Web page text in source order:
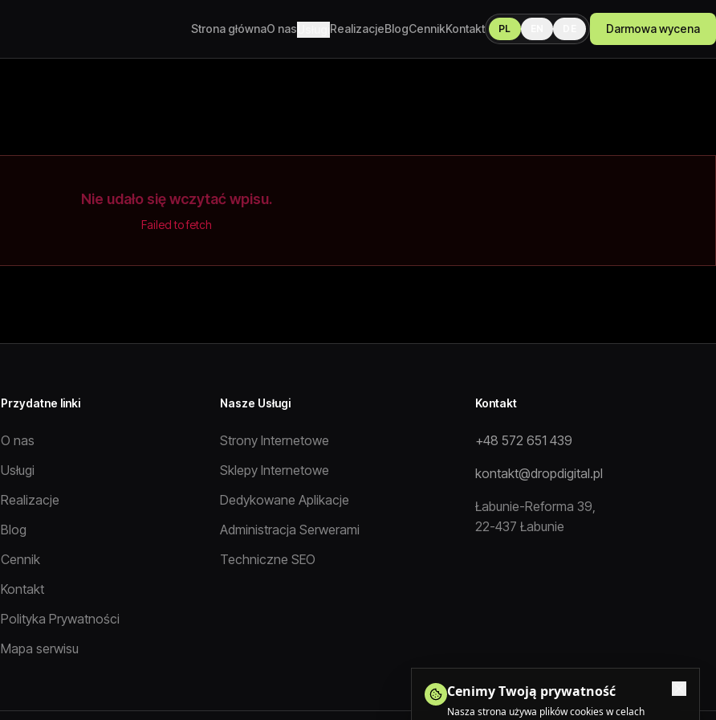
Strona głównaO nas RealizacjeBlogCennikKontakt PL Darmowa wycena
Nie udało się wczytać wpisu.
Failed to fetch
Przydatne linki
O nas
Usługi
Realizacje
Blog
Cennik
Kontakt
Polityka Prywatności
Mapa serwisu
Nasze Usługi
Strony Internetowe
Sklepy Internetowe
Dedykowane Aplikacje
Administracja Serwerami
Techniczne SEO
Kontakt
+48 572 651 439
kontakt@dropdigital.pl
Łabunie-Reforma 39,
22-437 Łabunie
Cenimy Twoją prywatność
Nasza strona używa plików cookies w celach